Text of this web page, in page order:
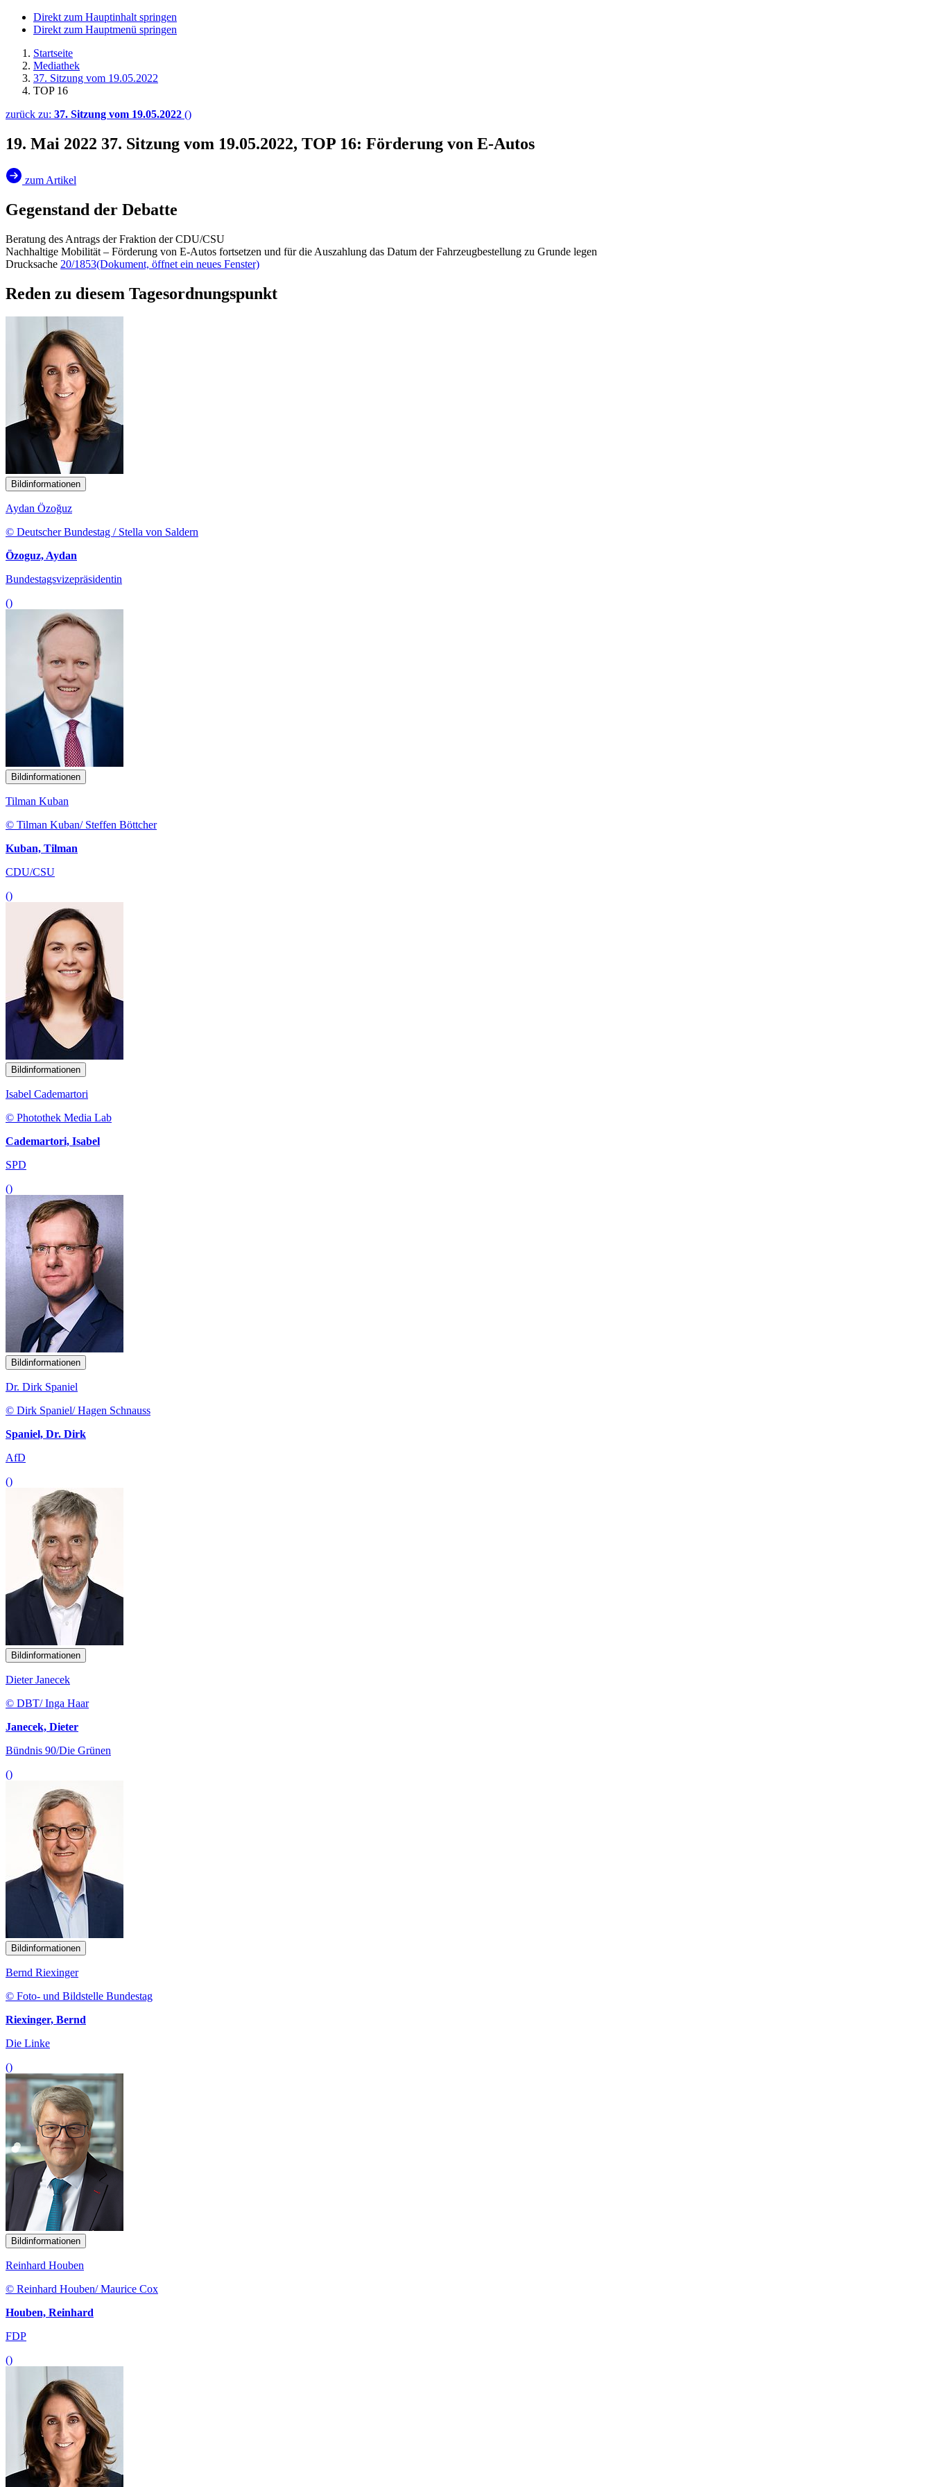
Direkt zum Hauptinhalt springen
Direkt zum Hauptmenü springen
Startseite
Mediathek
37. Sitzung vom 19.05.2022
TOP 16
zurück zu: 37. Sitzung vom 19.05.2022 ()
19. Mai 2022 37. Sitzung vom 19.05.2022, TOP 16: Förderung von E-Autos
zum Artikel
Gegenstand der Debatte
Beratung des Antrags der Fraktion der CDU/CSU
Nachhaltige Mobilität – Förderung von E-Autos fortsetzen und für die Auszahlung das Datum der Fahrzeugbestellung zu Grunde legen
Drucksache 20/1853(Dokument, öffnet ein neues Fenster)
Reden zu diesem Tagesordnungspunkt
Bildinformationen
Aydan Özoğuz
© Deutscher Bundestag / Stella von Saldern
Özoguz, Aydan
Bundestagsvizepräsidentin
()
Bildinformationen
Tilman Kuban
© Tilman Kuban/ Steffen Böttcher
Kuban, Tilman
CDU/CSU
()
Bildinformationen
Isabel Cademartori
© Photothek Media Lab
Cademartori, Isabel
SPD
()
Bildinformationen
Dr. Dirk Spaniel
© Dirk Spaniel/ Hagen Schnauss
Spaniel, Dr. Dirk
AfD
()
Bildinformationen
Dieter Janecek
© DBT/ Inga Haar
Janecek, Dieter
Bündnis 90/Die Grünen
()
Bildinformationen
Bernd Riexinger
© Foto- und Bildstelle Bundestag
Riexinger, Bernd
Die Linke
()
Bildinformationen
Reinhard Houben
© Reinhard Houben/ Maurice Cox
Houben, Reinhard
FDP
()